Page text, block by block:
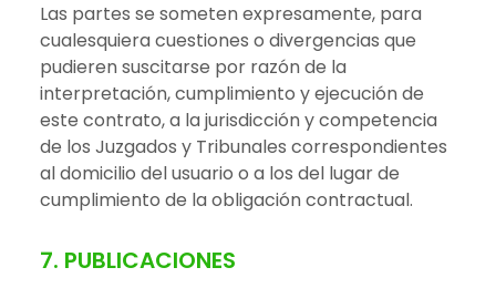
Las partes se someten expresamente, para
cualesquiera cuestiones o divergencias que
pudieren suscitarse por razón de la
interpretación, cumplimiento y ejecución de
este contrato, a la jurisdicción y competencia
de los Juzgados y Tribunales correspondientes
al domicilio del usuario o a los del lugar de
cumplimiento de la obligación contractual.
7. PUBLICACIONES